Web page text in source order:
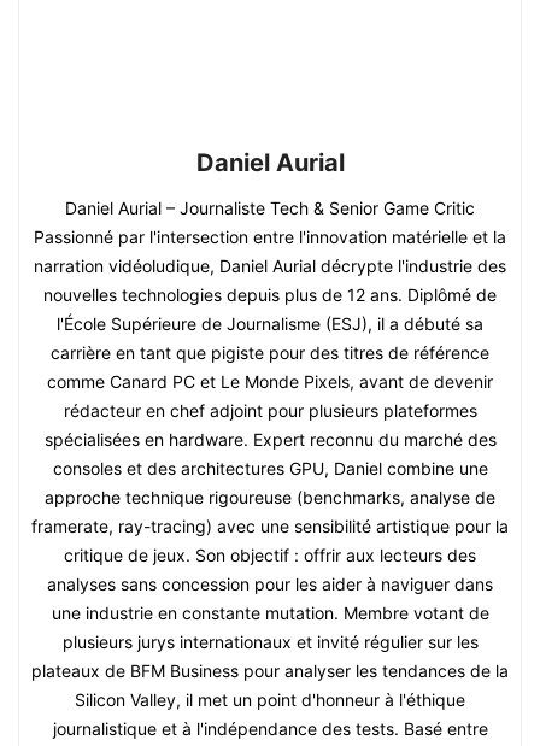
Daniel Aurial
Daniel Aurial – Journaliste Tech & Senior Game Critic
Passionné par l'intersection entre l'innovation matérielle et la
narration vidéoludique, Daniel Aurial décrypte l'industrie des
nouvelles technologies depuis plus de 12 ans. Diplômé de
l'École Supérieure de Journalisme (ESJ), il a débuté sa
carrière en tant que pigiste pour des titres de référence
comme Canard PC et Le Monde Pixels, avant de devenir
rédacteur en chef adjoint pour plusieurs plateformes
spécialisées en hardware. Expert reconnu du marché des
consoles et des architectures GPU, Daniel combine une
approche technique rigoureuse (benchmarks, analyse de
framerate, ray-tracing) avec une sensibilité artistique pour la
critique de jeux. Son objectif : offrir aux lecteurs des
analyses sans concession pour les aider à naviguer dans
une industrie en constante mutation. Membre votant de
plusieurs jurys internationaux et invité régulier sur les
plateaux de BFM Business pour analyser les tendances de la
Silicon Valley, il met un point d'honneur à l'éthique
journalistique et à l'indépendance des tests. Basé entre